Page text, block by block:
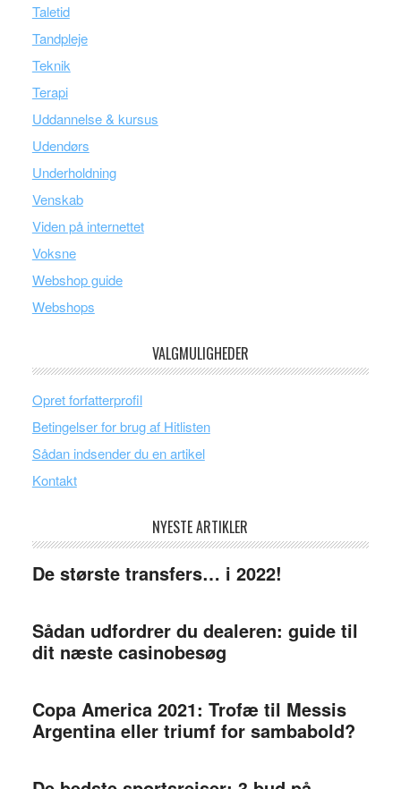
Taletid
Tandpleje
Teknik
Terapi
Uddannelse & kursus
Udendørs
Underholdning
Venskab
Viden på internettet
Voksne
Webshop guide
Webshops
VALGMULIGHEDER
Opret forfatterprofil
Betingelser for brug af Hitlisten
Sådan indsender du en artikel
Kontakt
NYESTE ARTIKLER
De største transfers… i 2022!
Sådan udfordrer du dealeren: guide til
dit næste casinobesøg
Copa America 2021: Trofæ til Messis
Argentina eller triumf for sambabold?